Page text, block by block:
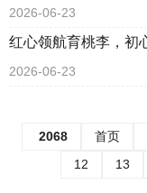
2026-06-23
红心领航育桃李，初
2026-06-23
2068 首页
12
13